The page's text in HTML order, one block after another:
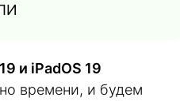
и iPadOS 19
времени, и будем